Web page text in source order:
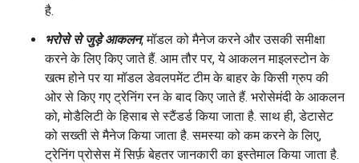
है.
भरोसे से जुड़े आकलन, मॉडल को मैनेज करने और उसकी समीक्षा
करने के लिए किए जाते हैं. आम तौर पर, ये आकलन माइलस्टोन के
खत्म होने पर या मॉडल डेवलपमेंट टीम के बाहर के किसी ग्रुप की
ओर से किए गए ट्रेनिंग रन के बाद किए जाते हैं. भरोसेमंदी के आकलन
को, मोडैलिटी के हिसाब से स्टैंडर्ड किया जाता है. साथ ही, डेटासेट
को सख्ती से मैनेज किया जाता है. समस्या को कम करने के लिए,
ट्रेनिंग प्रोसेस में सिर्फ़ बेहतर जानकारी का इस्तेमाल किया जाता है.